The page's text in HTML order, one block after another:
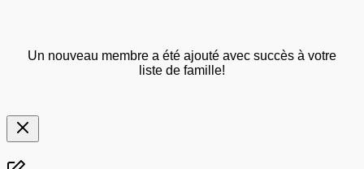
Un nouveau membre a été ajouté avec succès à votre
liste de famille!